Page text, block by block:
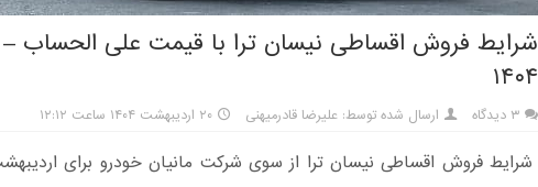
شرایط فروش اقساطی نیسان ترا با قیمت علی الحساب
۱۴۰۴
۳ دیدگاه ارسال شده توسط: علیرضا قادرمیهنی ۲۰ اردیبهشت ۱۴۰۴ ساعت ۱۲:۱۲